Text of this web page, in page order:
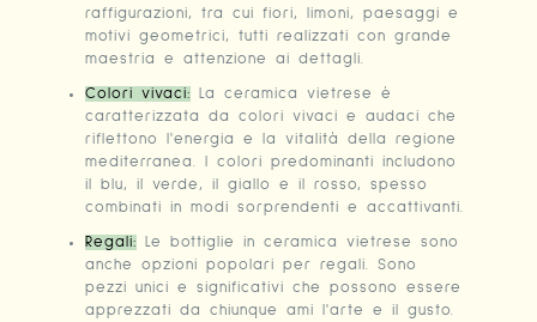
raffigurazioni, tra cui fiori, limoni, paesaggi e
motivi geometrici, tutti realizzati con grande
maestria e attenzione ai dettagli.
Colori vivaci: La ceramica vietrese è
caratterizzata da colori vivaci e audaci che
riflettono l'energia e la vitalità della regione
mediterranea. I colori predominanti includono
il blu, il verde, il giallo e il rosso, spesso
combinati in modi sorprendenti e accattivanti.
Regali: Le bottiglie in ceramica vietrese sono
anche opzioni popolari per regali. Sono
pezzi unici e significativi che possono essere
apprezzati da chiunque ami l'arte e il gusto.